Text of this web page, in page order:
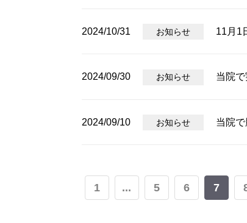
2024/10/31 お知らせ 11月1
2024/09/30 お知らせ 当院
2024/09/10 お知らせ 当院
1 ... 5 6 7